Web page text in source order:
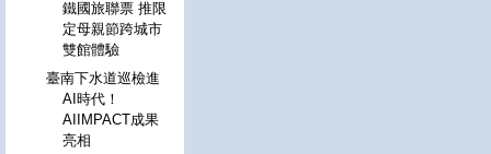
鐵國旅聯票 推限
定母親節跨城市
雙館體驗
臺南下水道巡檢進
AI時代！
AIIMPACT成果
亮相